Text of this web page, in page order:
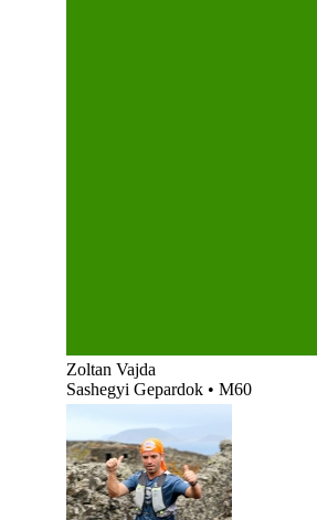
Zoltan Vajda
Sashegyi Gepardok • M60